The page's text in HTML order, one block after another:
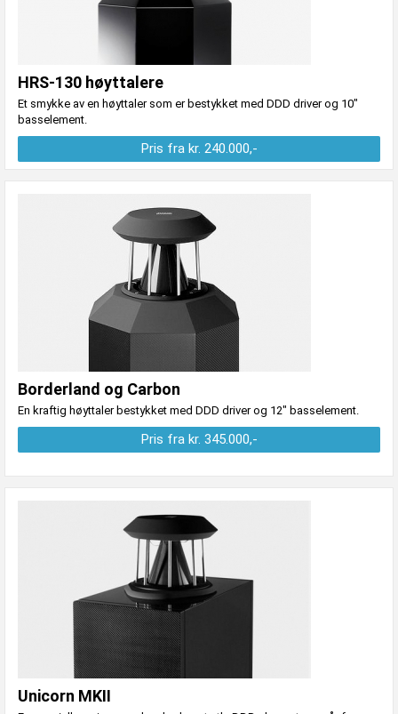
HRS-130 høyttalere
Et smykke av en høyttaler som er bestykket med DDD driver og 10"
basselement.
Pris fra kr. 240.000,-
Borderland og Carbon
En kraftig høyttaler bestykket med DDD driver og 12" basselement.
Pris fra kr. 345.000,-
Unicorn MKII